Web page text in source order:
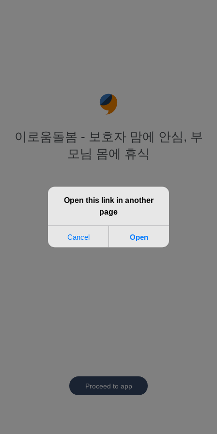
이로움돌봄 - 보호자 맘에 안심, 부
모님 몸에 휴식
Proceed to app